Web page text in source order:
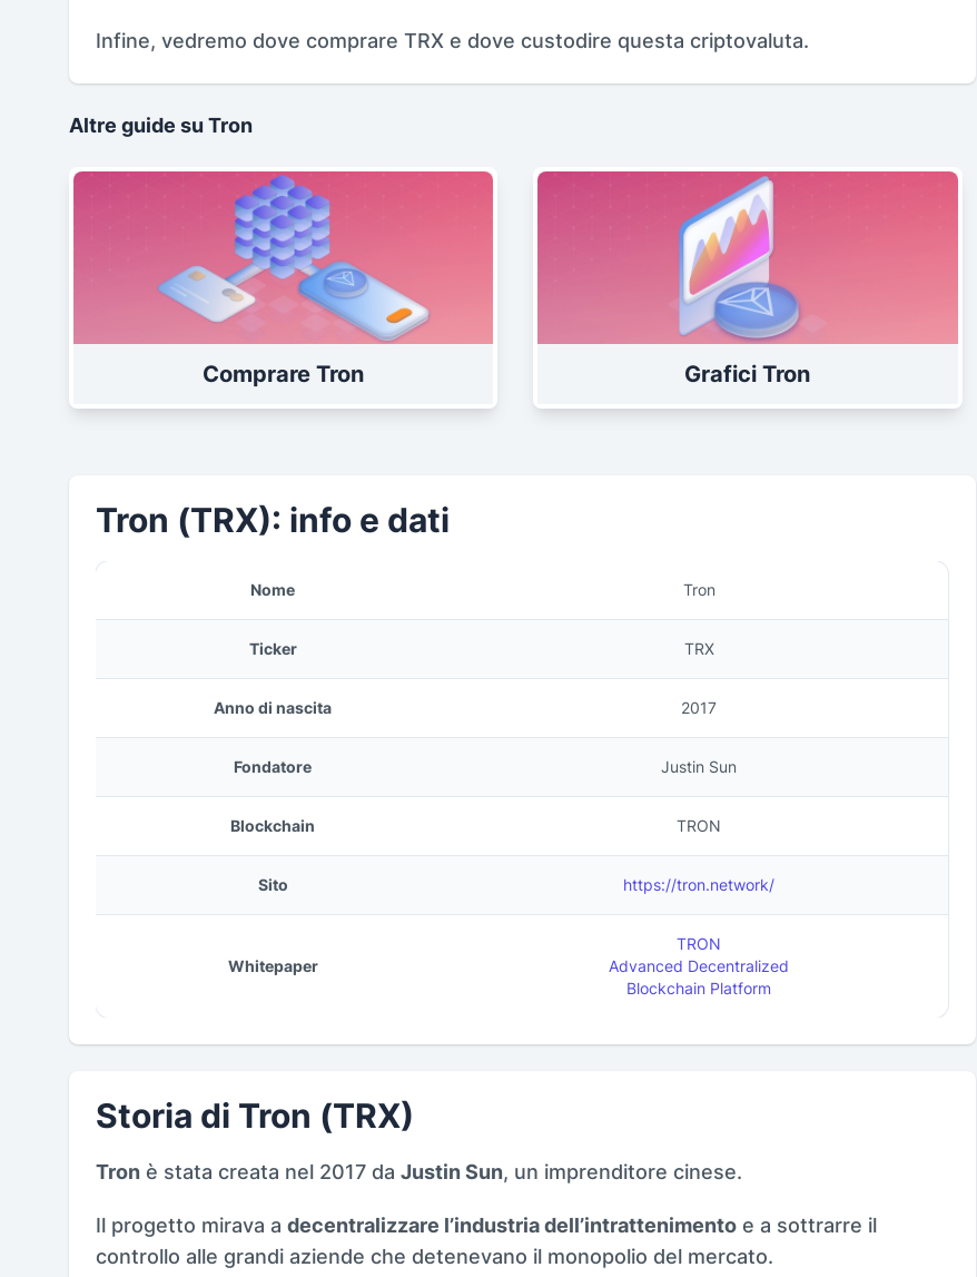
Infine, vedremo dove comprare TRX e dove custodire questa criptovaluta.
Altre guide su Tron
Comprare Tron Grafici Tron
Tron (TRX): info e dati
Nome Tron
Ticker TRX
Anno di nascita 2017
Fondatore Justin Sun
Blockchain TRON
Sito https://tron.network/
Whitepaper
TRON
Advanced Decentralized
Blockchain Platform
Storia di Tron (TRX)
Tron è stata creata nel 2017 da Justin Sun, un imprenditore cinese.
Il progetto mirava a decentralizzare l’industria dell’intrattenimento e a sottrarre il
controllo alle grandi aziende che detenevano il monopolio del mercato.